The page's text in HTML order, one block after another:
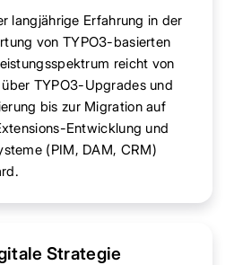
langjährige Erfahrung in der
von TYPO3-basierten
reicht von
TYPO3-Upgrades und
bis zur Migration auf
Entwicklung und
(PIM, DAM, CRM)
Strategie